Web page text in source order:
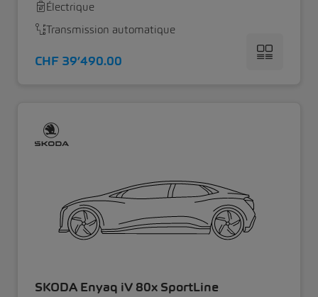
Électrique
Transmission automatique
CHF 39’490.00
SKODA Enyaq iV 80x SportLine